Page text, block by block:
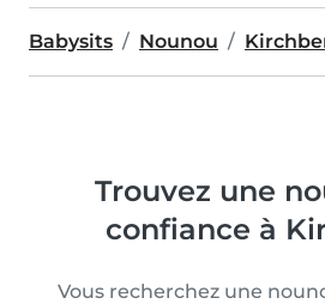
Babysits Nounou
Trouvez une
confiance à
Vous recherchez une